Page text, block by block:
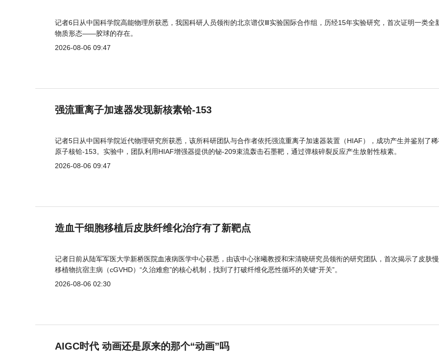
记者6日从中国科学院高能物理所获悉，我国科研人员领衔的北京谱仪Ⅲ实验国际合作组，历经15年实验研究，首次证明一类全
物质形态——胶球的存在。
2026-08-06 09:47
强流重离子加速器发现新核素铪-153
记者5日从中国科学院近代物理研究所获悉，该所科研团队与合作者依托强流重离子加速器装置（HIAF），成功产生并鉴别了
原子核铪-153。实验中，团队利用HIAF增强器提供的铋-209束流轰击石墨靶，通过弹核碎裂反应产生放射性核素。
2026-08-06 09:47
造血干细胞移植后皮肤纤维化治疗有了新靶点
记者日前从陆军军医大学新桥医院血液病医学中心获悉，由该中心张曦教授和宋清晓研究员领衔的研究团队，首次揭示了皮肤
移植物抗宿主病（cGVHD）“久治难愈”的核心机制，找到了打破纤维化恶性循环的关键“开关”。
2026-08-06 02:30
AIGC时代 动画还是原来的那个“动画”吗